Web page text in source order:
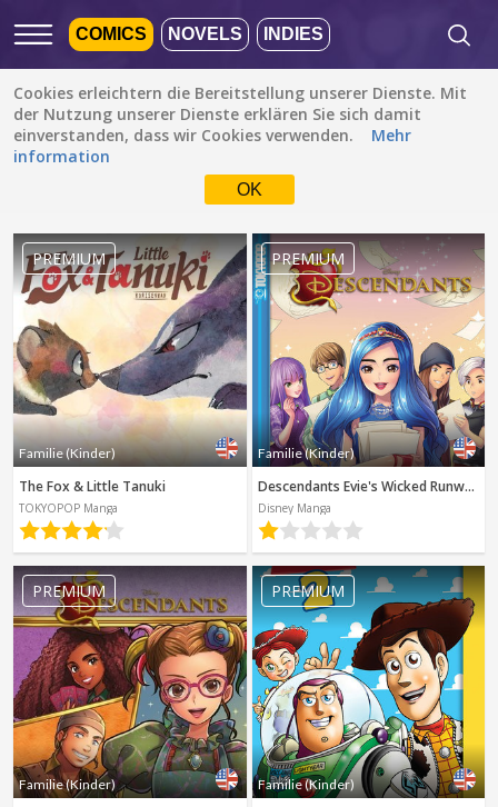
COMICS NOVELS INDIES
Cookies erleichtern die Bereitstellung unserer Dienste. Mit
der Nutzung unserer Dienste erklären Sie sich damit
einverstanden, dass wir Cookies verwenden.
Mehr
information
OK
Empfohlen Beliebt Neueste
Familie (Kinder)
Drama
Fantasy
Komödie
Action
Romanze
Familie (Kinder)
Stück des Lebens
Spannung
Sci-Fi
Horror
Leitfäden
Die Standardeinstellung
Zur Sprachauswahl
einfach ein Häkchen
setzen
Albanisch
Katalanisch
Englisch
Bahasa Indonesia
Deutsch
Spanisch
Andere
FERTIG löschen
PREMIUM
Familie (Kinder)
The Fox & Little Tanuki
TOKYOPOP Manga
PREMIUM
Familie (Kinder)
Descendants Evie's Wicked Runway (Disney Manga)
Disney Manga
PREMIUM
Familie (Kinder)
PREMIUM
Familie (Kinder)